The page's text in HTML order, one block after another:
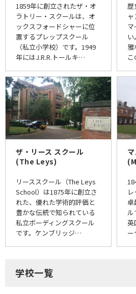
1859年に創立されたザ・オ
ラトリー・スクールは、オ
ックスフォードシャーに位
置するプレップスクール
（私立小学校）です。1949
年にはJ.R.R.トールキ…
歴
マ
雅
ザ・リース スクール
(The Leys)
リーススクール（The Leys
School）は1875年に創立さ
れた、優れた学術的評価と
豊かな伝統で知られている
私立ボーディングスクール
です。ケンブリッジ…
卓
ル
英
学校一覧